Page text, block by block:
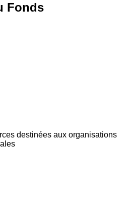
Fonds
destinées aux organisations